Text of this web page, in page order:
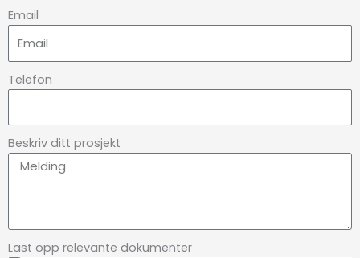
Email
Telefon
Beskriv ditt prosjekt
Last opp relevante dokumenter